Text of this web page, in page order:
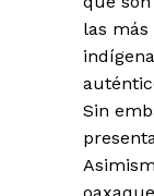
las
Sin